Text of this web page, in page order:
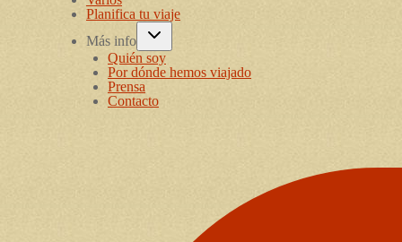
Planifica tu viaje
Más info
Quién soy
Por dónde hemos viajado
Prensa
Contacto